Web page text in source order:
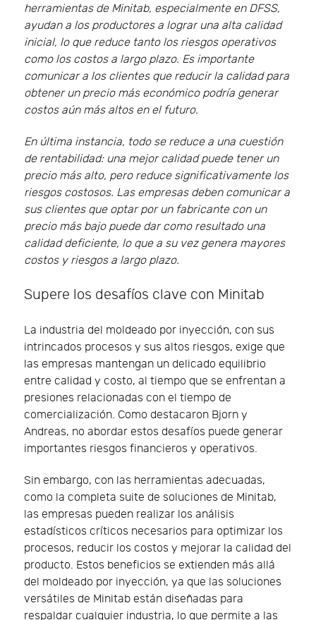
herramientas de Minitab, especialmente en DFSS,
ayudan a los productores a lograr una alta calidad
inicial, lo que reduce tanto los riesgos operativos
como los costos a largo plazo. Es importante
comunicar a los clientes que reducir la calidad para
obtener un precio más económico podría generar
costos aún más altos en el futuro.
En última instancia, todo se reduce a una cuestión
de rentabilidad: una mejor calidad puede tener un
precio más alto, pero reduce significativamente los
riesgos costosos. Las empresas deben comunicar a
sus clientes que optar por un fabricante con un
precio más bajo puede dar como resultado una
calidad deficiente, lo que a su vez genera mayores
costos y riesgos a largo plazo.
Supere los desafíos clave con Minitab
La industria del moldeado por inyección, con sus
intrincados procesos y sus altos riesgos, exige que
las empresas mantengan un delicado equilibrio
entre calidad y costo, al tiempo que se enfrentan a
presiones relacionadas con el tiempo de
comercialización. Como destacaron Bjorn y
Andreas, no abordar estos desafíos puede generar
importantes riesgos financieros y operativos.
Sin embargo, con las herramientas adecuadas,
como la completa suite de soluciones de Minitab,
las empresas pueden realizar los análisis
estadísticos críticos necesarios para optimizar los
procesos, reducir los costos y mejorar la calidad del
producto. Estos beneficios se extienden más allá
del moldeado por inyección, ya que las soluciones
versátiles de Minitab están diseñadas para
respaldar cualquier industria, lo que permite a las